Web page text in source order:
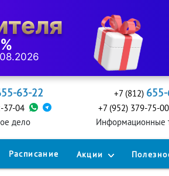
63-22
37-04
дело
+7 (812)
+7 (952) 379-75-00
Информационные
Расписание Акции